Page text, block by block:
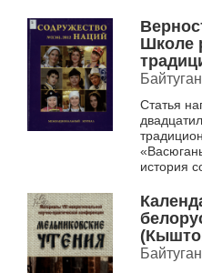
Школе
Статья
история
цели,
формы